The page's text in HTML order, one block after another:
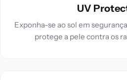
UV
Exponha-se ao sol em
protege a pele contra os